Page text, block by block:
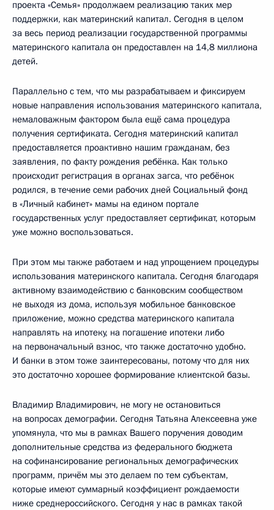
проекта «Семья» продолжаем реализацию таких мер
поддержки, как материнский капитал. Сегодня в целом
за весь период реализации государственной программы
материнского капитала он предоставлен на 14,8 миллиона
детей.
Параллельно с тем, что мы разрабатываем и фиксируем
новые направления использования материнского капитала,
немаловажным фактором была ещё сама процедура
получения сертификата. Сегодня материнский капитал
предоставляется проактивно нашим гражданам, без
заявления, по факту рождения ребёнка. Как только
происходит регистрация в органах загса, что ребёнок
родился, в течение семи рабочих дней Социальный фонд
в «Личный кабинет» мамы на едином портале
государственных услуг предоставляет сертификат, которым
уже можно воспользоваться.
При этом мы также работаем и над упрощением процедуры
использования материнского капитала. Сегодня благодаря
активному взаимодействию с банковским сообществом
не выходя из дома, используя мобильное банковское
приложение, можно средства материнского капитала
направлять на ипотеку, на погашение ипотеки либо
на первоначальный взнос, что также достаточно удобно.
И банки в этом тоже заинтересованы, потому что для них
это достаточно хорошее формирование клиентской базы.
Владимир Владимирович, не могу не остановиться
на вопросах демографии. Сегодня Татьяна Алексеевна уже
упомянула, что мы в рамках Вашего поручения доводим
дополнительные средства из федерального бюджета
на софинансирование региональных демографических
программ, причём мы это делаем по тем субъектам,
которые имеют суммарный коэффициент рождаемости
ниже среднероссийского. Сегодня у нас в рамках такой